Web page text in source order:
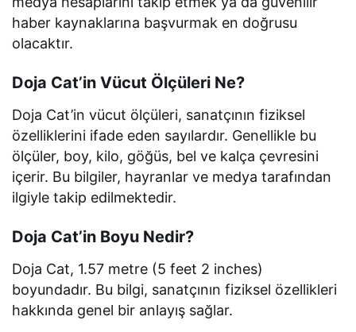
haber kaynaklarına başvurmak en doğrusu
olacaktır.
Doja Cat’in Vücut Ölçüleri Ne?
Doja Cat’in vücut ölçüleri, sanatçının fiziksel
özelliklerini ifade eden sayılardır. Genellikle bu
ölçüler, boy, kilo, göğüs, bel ve kalça çevresini
içerir. Bu bilgiler, hayranlar ve medya tarafından
ilgiyle takip edilmektedir.
Doja Cat’in Boyu Nedir?
Doja Cat, 1.57 metre (5 feet 2 inches)
boyundadır. Bu bilgi, sanatçının fiziksel özellikleri
hakkında genel bir anlayış sağlar.